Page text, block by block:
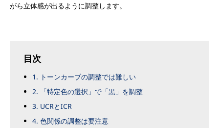
がら立体感が出るように調整します。
目次
1. トーンカーブの調整では難しい
2. 「特定色の選択」で「黒」を調整
3. UCRとICR
4. 色関係の調整は要注意